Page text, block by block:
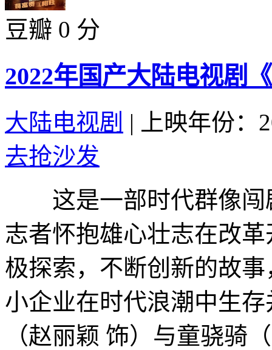
豆瓣 0 分
2022年国产大陆电视剧
大陆电视剧 |
上映年份：
去抢沙发
这是一部时代群像闯
志者怀抱雄心壮志在改
极探索，不断创新的故
小企业在时代浪潮中生
（赵丽颖 饰）与童骁骑